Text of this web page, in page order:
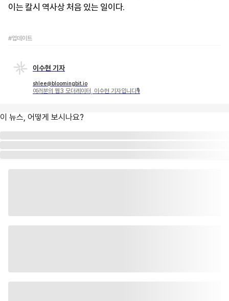
이는 칼시 역사상 처음 있는 일이다.
#업데이트
이수현 기자
shlee@bloomingbit.io
여러분의 웹3 모더레이터, 이수현 기자입니다🎙
이 뉴스, 어떻게 보시나요?